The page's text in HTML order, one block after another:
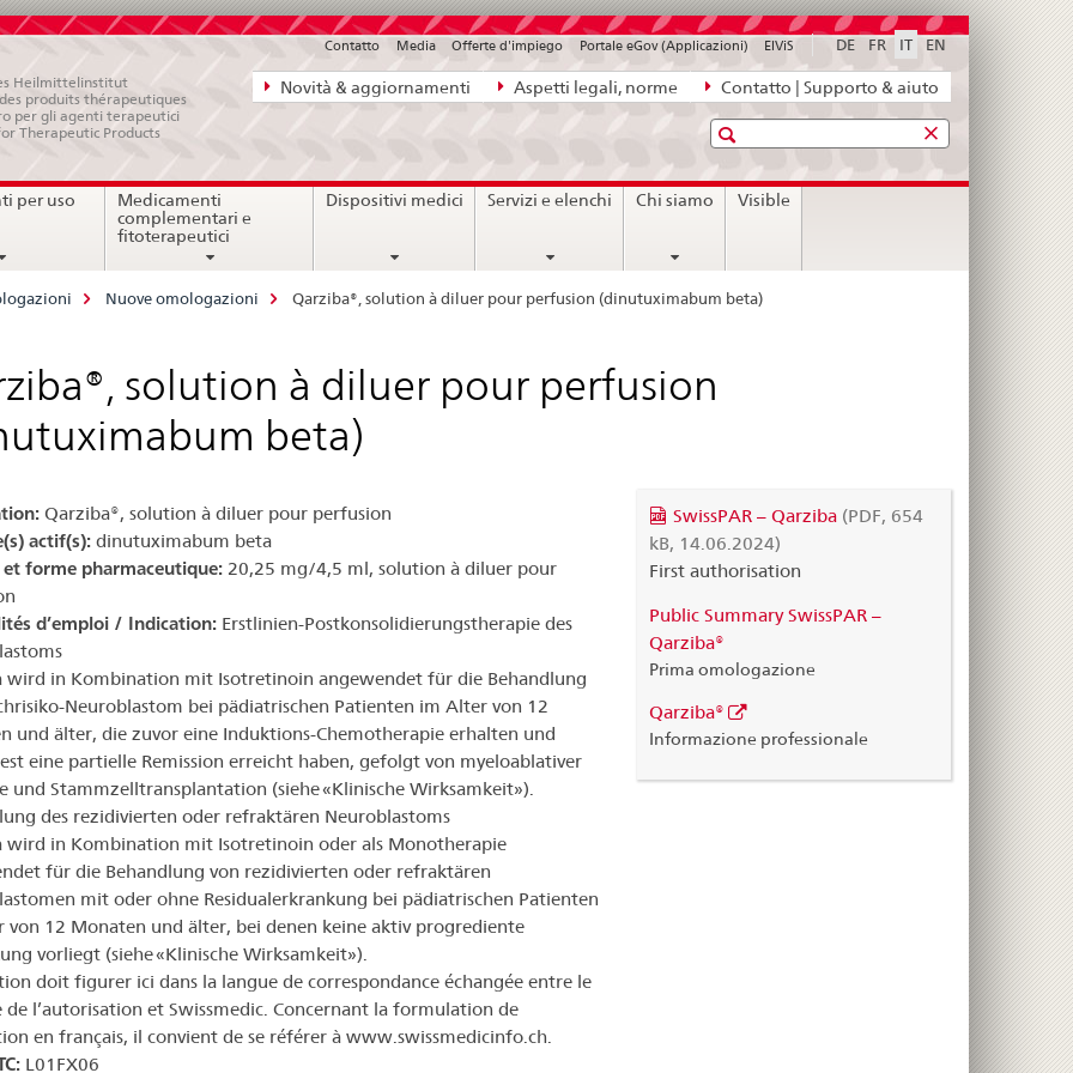
Navigazione
diretta:
aspetti
Novità & aggiornamenti Aspetti legali, norme Contatto | Supporto & aiuto
DE FR IT EN
Contatto Media Offerte d'impiego Portale eGov (Applicazioni) ElViS
Heilmittelinstitut
produits thérapeutiques
per gli agenti terapeutici
Therapeutic Products
Ricerca
per uso
Medicamenti
complementari e
fitoterapeutici
Dispositivi medici Servizi e elenchi Chi siamo Visible
Nuove omologazioni Qarziba®, solution à diluer pour perfusion (dinutuximabum beta)
solution à diluer pour perfusion
beta)
Qarziba®, solution à diluer pour perfusion
actif(s):dinutuximabum beta
et forme pharmaceutique: 20,25 mg/4,5 ml, solution à diluer pour
d’emploi / Indication: Erstlinien-Postkonsolidierungstherapie des
wird in Kombination mit Isotretinoin angewendet für die Behandlung
Neuroblastom bei pädiatrischen Patienten im Alter von 12
und älter, die zuvor eine Induktions-Chemotherapie erhalten und
eine partielle Remission erreicht haben, gefolgt von myeloablativer
und Stammzelltransplantation (siehe «Klinische Wirksamkeit»).
des rezidivierten oder refraktären Neuroblastoms
wird in Kombination mit Isotretinoin oder als Monotherapie
für die Behandlung von rezidivierten oder refraktären
mit oder ohne Residualerkrankung bei pädiatrischen Patienten
von 12 Monaten und älter, bei denen keine aktiv progrediente
vorliegt (siehe «Klinische Wirksamkeit»).
doit figurer ici dans la langue de correspondance échangée entre le
l’autorisation et Swissmedic. Concernant la formulation de
en français, il convient de se référer à www.swissmedicinfo.ch.
L01FX06
SwissPAR – Qarziba(PDF, 654
kB, 14.06.2024)
First authorisation
Public Summary SwissPAR –
Qarziba®
Prima omologazione
Qarziba®
Informazione professionale